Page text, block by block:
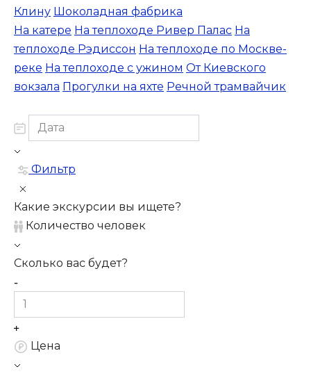
Клину Шоколадная фабрика
На катере На теплоходе Ривер Палас На
теплоходе Рэдиссон На теплоходе по Москве-
реке На теплоходе с ужином От Киевского
вокзала Прогулки на яхте Речной трамвайчик
Фильтр
Какие экскурсии вы ищете?
Количество человек
Сколько вас будет?
Цена